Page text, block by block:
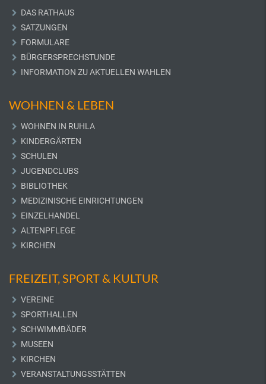
DAS RATHAUS
SATZUNGEN
FORMULARE
BÜRGERSPRECHSTUNDE
INFORMATION ZU AKTUELLEN WAHLEN
WOHNEN & LEBEN
WOHNEN IN RUHLA
KINDERGÄRTEN
SCHULEN
JUGENDCLUBS
BIBLIOTHEK
MEDIZINISCHE EINRICHTUNGEN
EINZELHANDEL
ALTENPFLEGE
KIRCHEN
FREIZEIT, SPORT & KULTUR
VEREINE
SPORTHALLEN
SCHWIMMBÄDER
MUSEEN
KIRCHEN
VERANSTALTUNGSSTÄTTEN